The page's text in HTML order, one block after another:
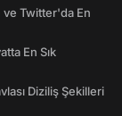
ve Twitter'da En
En Sık
Diziliş Şekilleri